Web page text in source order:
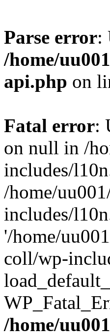
Parse error:
/home/
api.php on
Fatal error:
on null in /
includes/
/home/
includes/
'/home/
coll/wp-
/home/